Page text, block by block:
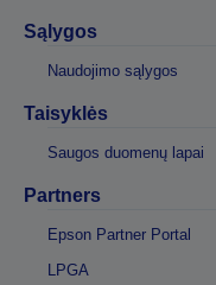
Sąlygos
Naudojimo sąlygos
Taisyklės
Saugos duomenų lapai
Partners
Epson Partner Portal
LPGA